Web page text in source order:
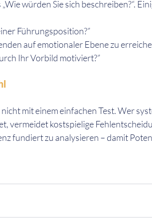
würden Sie sich beschreiben?“.
Führungsposition?”
auf emotionaler Ebene zu
Ihr Vorbild motiviert?”
mit einem einfachen Test. Wer
vermeidet kostspielige
fundiert zu analysieren – damit